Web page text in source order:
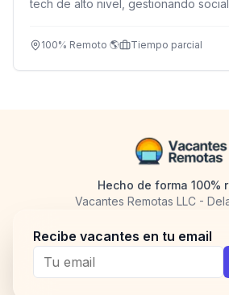
tech de alto nivel, gestionando social
100% Remoto 🌎 Tiempo parcial
Hecho de forma 100%
Vacantes Remotas LLC -
Recibe vacantes en tu email